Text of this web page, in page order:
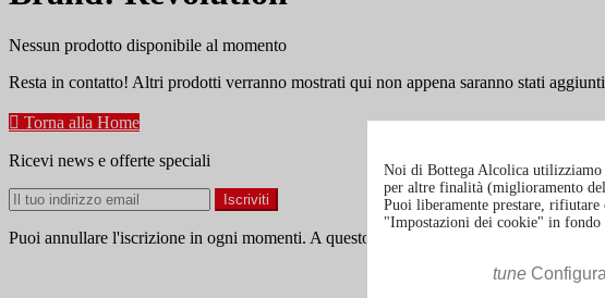
Nessun prodotto disponibile al momento
Resta in contatto! Altri prodotti verranno mostrati qui non appena saranno stati
 Torna alla Home
Ricevi news e offerte speciali
Puoi annullare l'iscrizione in ogni momenti. A questo scopo, cerca le info di contatto
Noi di Bottega Alcolica utilizziamo
per altre finalità (miglioramento
Puoi liberamente prestare, rifiutare
"Impostazioni dei cookie" in fondo
tune Configura